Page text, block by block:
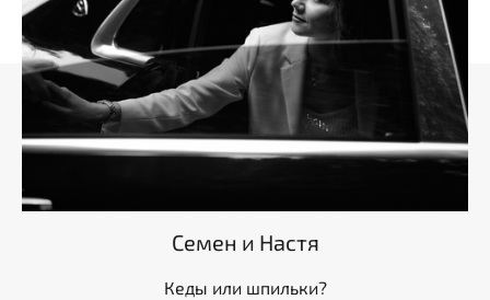
Семен и Настя
Кеды или шпильки?